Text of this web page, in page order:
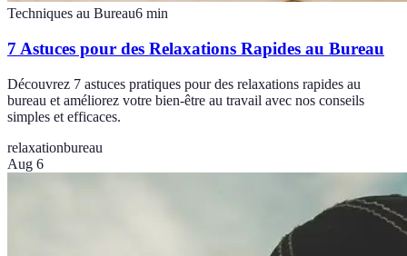
Techniques au Bureau6 min
7 Astuces pour des Relaxations Rapides au Bureau
Découvrez 7 astuces pratiques pour des relaxations rapides au
bureau et améliorez votre bien-être au travail avec nos conseils
simples et efficaces.
relaxationbureau
Aug 6